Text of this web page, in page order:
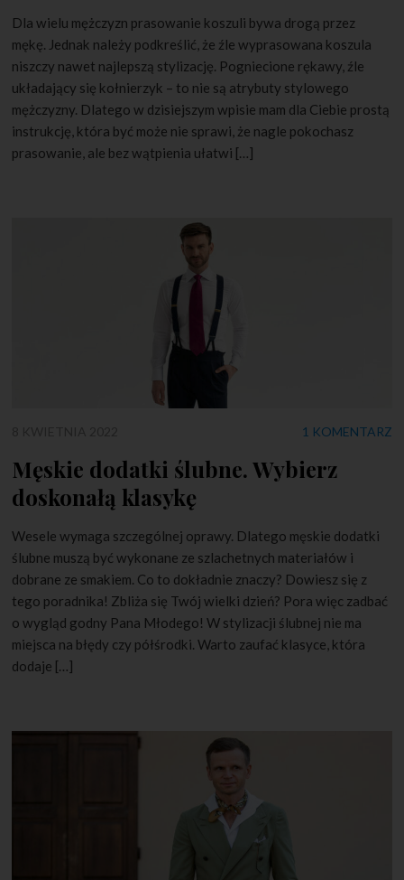
Dla wielu mężczyzn prasowanie koszuli bywa drogą przez
mękę. Jednak należy podkreślić, że źle wyprasowana koszula
niszczy nawet najlepszą stylizację. Pogniecione rękawy, źle
układający się kołnierzyk – to nie są atrybuty stylowego
mężczyzny. Dlatego w dzisiejszym wpisie mam dla Ciebie prostą
instrukcję, która być może nie sprawi, że nagle pokochasz
prasowanie, ale bez wątpienia ułatwi […]
1 KOMENTARZ
Męskie dodatki ślubne. Wybierz
doskonałą klasykę
Wesele wymaga szczególnej oprawy. Dlatego męskie dodatki
ślubne muszą być wykonane ze szlachetnych materiałów i
dobrane ze smakiem. Co to dokładnie znaczy? Dowiesz się z
tego poradnika! Zbliża się Twój wielki dzień? Pora więc zadbać
o wygląd godny Pana Młodego! W stylizacji ślubnej nie ma
miejsca na błędy czy półśrodki. Warto zaufać klasyce, która
dodaje […]